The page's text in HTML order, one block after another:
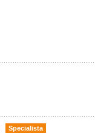
Specialista